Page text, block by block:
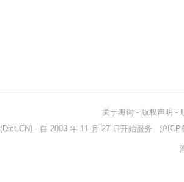
关于海词 - 版权声明 -
(Dict.CN) - 自 2003 年 11 月 27 日开始服务 沪ICP